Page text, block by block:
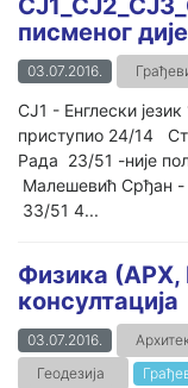
писменог
03.07.2016.
СЈ1 - Енглески
приступио 24/14
Рада 23/51 -није
Малешевић Срђан -
33/51 4...
Физика (АРХ,
консултација
03.07.2016.
Геодезија